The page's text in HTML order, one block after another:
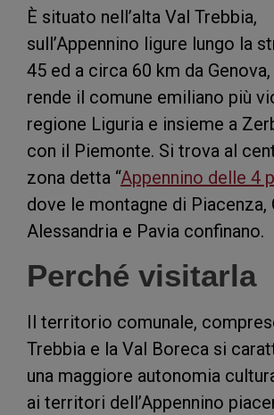
È situato nell’alta Val Trebbia,
sull’Appennino ligure lungo la
45 ed a circa 60 km da
rende il comune emiliano più
regione Liguria e insieme a
con il Piemonte. Si trova al
zona detta “Appennino delle 4
dove le montagne di Piacenza,
Alessandria e Pavia confinano.
Perché visitarla
Il territorio comunale,
Trebbia e la Val Boreca si
una maggiore autonomia
ai territori dell’Appennino